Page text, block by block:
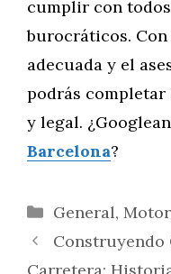
cumplir con
burocráticos.
adecuada y el
podrás completar
y legal.
Barcelona?
Categorías
General, Motor
Construyendo